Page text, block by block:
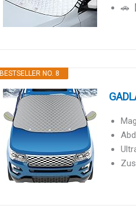
🚗
BESTSELLER NO. 8